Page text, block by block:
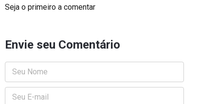
Seja o primeiro a comentar
Envie seu Comentário